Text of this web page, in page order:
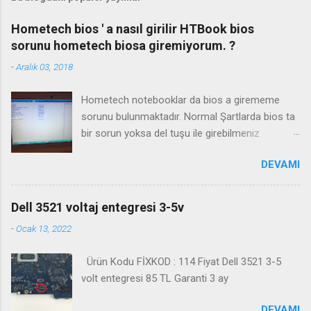
Hometech bios ' a nasıl girilir HTBook bios
sorunu hometech biosa giremiyorum. ?
-Aralık 03, 2018
Hometech notebooklar da bios a girememe
sorunu bulunmaktadır. Normal Şartlarda bios ta
bir sorun yoksa del tuşu ile girebilmeniz
yaramaktadır. Biosa girme videosu izleyin
Kanalimiza abone olmayı unutmayın
DEVAMI
Dell 3521 voltaj entegresi 3-5v
-Ocak 13, 2022
Ürün Kodu FİXKOD : 114 Fiyat Dell 3521 3-5
volt entegresi 85 TL Garanti 3 ay